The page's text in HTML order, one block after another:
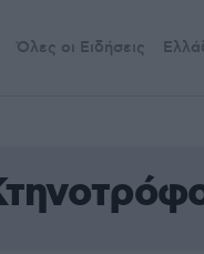
Όλες οι Ειδήσεις